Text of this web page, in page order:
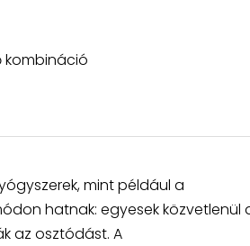
kombináció
mint például a
hatnak: egyesek közvetlenül
az osztódást. A